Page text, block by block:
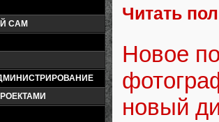
САМ
Читать
Новое
новый